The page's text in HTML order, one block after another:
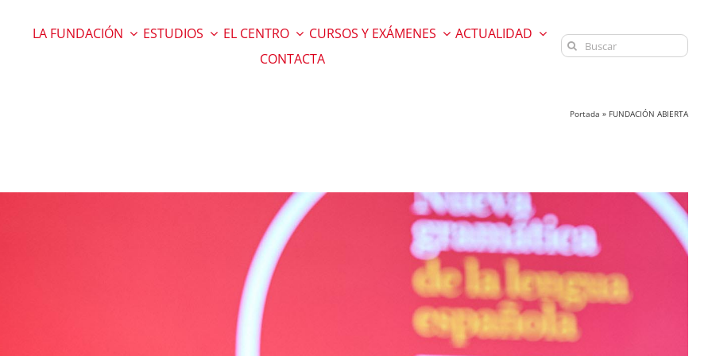
LA FUNDACIÓN ESTUDIOS EL CENTRO CURSOS Y EXÁMENES
ACTUALIDAD
CONTACTA
Buscar:
Portada » FUNDACIÓN ABIERTA